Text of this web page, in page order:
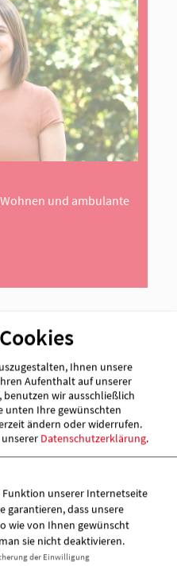
und ambulante
Ihnen unsere
Aufenthalt auf unserer
wir ausschließlich
unten Ihre gewünschten
ändern oder widerrufen.
Datenschutzerklärung.
Funktion unserer Internetseite
garantieren, dass unsere
wie von Ihnen gewünscht
sie nicht deaktivieren.
der Einwilligung